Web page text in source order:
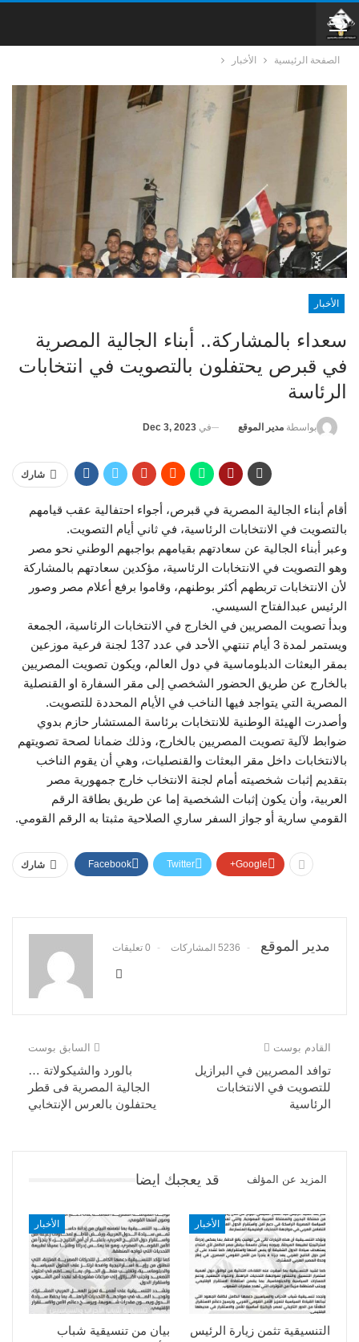
الصفحة الرئيسية الأخبار
الأخبار
سعداء بالمشاركة.. أبناء الجالية المصرية
في قبرص يحتفلون بالتصويت في انتخابات
الرئاسة
بواسطة مدير الموقع في Dec 3, 2023
شارك
أقام أبناء الجالية المصرية في قبرص، أجواء احتفالية عقب قيامهم
بالتصويت في الانتخابات الرئاسية، في ثاني أيام التصويت.
وعبر أبناء الجالية عن سعادتهم بقيامهم بواجبهم الوطني نحو مصر
وهو التصويت في الانتخابات الرئاسية، مؤكدين سعادتهم بالمشاركة
لأن الانتخابات تربطهم أكثر بوطنهم، وقاموا برفع أعلام مصر وصور
الرئيس عبدالفتاح السيسي.
وبدأ تصويت المصريين في الخارج في الانتخابات الرئاسية، الجمعة
ويستمر لمدة 3 أيام تنتهي الأحد في عدد 137 لجنة فرعية موزعين
بمقر البعثات الدبلوماسية في دول العالم، ويكون تصويت المصريين
بالخارج عن طريق الحضور الشخصي إلى مقر السفارة او القنصلية
المصرية التي يتواجد فيها الناخب في الأيام المحددة للتصويت.
وأصدرت الهيئة الوطنية للانتخابات برئاسة المستشار حازم بدوي
ضوابط لآلية تصويت المصريين بالخارج، وذلك ضمانا لصحة تصويتهم
بالانتخابات داخل مقر البعثات والقنصليات، وهي أن يقوم الناخب
بتقديم إثبات شخصيته أمام لجنة الانتخاب خارج جمهورية مصر
العربية، وأن يكون إثبات الشخصية إما عن طريق بطاقة الرقم
القومي سارية أو جواز السفر ساري الصلاحية مثبتا به الرقم القومي.
شارك Facebook Twitter Google+
مدير الموقع 5236 المشاركات 0 تعليقات
السابق بوست
بالورد والشيكولاتة …
الجالية المصرية فى قطر
يحتفلون بالعرس الإنتخابي
القادم بوست
توافد المصريين في البرازيل
للتصويت في الانتخابات
الرئاسية
قد يعجبك ايضا المزيد عن المؤلف
الأخبار
بيان من تنسيقية شباب
الأخبار
التنسيقية تثمن زيارة الرئيس